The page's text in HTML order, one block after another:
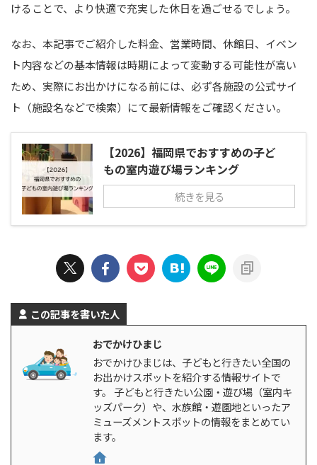
けることで、より快適で充実した休日を過ごせるでしょう。
なお、本記事でご紹介した料金、営業時間、休館日、イベン
ト内容などの基本情報は時期によって変動する可能性が高い
ため、実際にお出かけになる前には、必ず各施設の公式サイ
ト（施設名などで検索）にて最新情報をご確認ください。
【2026】福岡県でおすすめの子ど
もの室内遊び場ランキング
続きを見る
この記事を書いた人
おでかけひまじ
おでかけひまじは、子どもと行きたい全国の
お出かけスポットを紹介する情報サイトで
す。 子どもと行きたい公園・遊び場（室内キ
ッズパーク）や、水族館・遊園地といったア
ミューズメントスポットの情報をまとめてい
ます。